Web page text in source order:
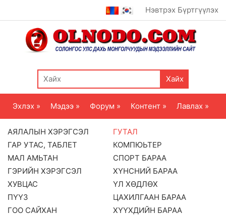
Нэвтрэх Бүртгүүлэх
Хайх
Эхлэх » Мэдээ » Форум » Контент » Лавлах »
АЯЛАЛЫН ХЭРЭГСЭЛ
ГУТАЛ
ГАР УТАС, ТАБЛЕТ
КОМПЮЬТЕР
МАЛ АМЬТАН
СПОРТ БАРАА
ГЭРИЙН ХЭРЭГСЭЛ
ХҮНСНИЙ БАРАА
ХУВЦАС
ҮЛ ХӨДЛӨХ
ПҮҮЗ
ЦАХИЛГААН БАРАА
ГОО САЙХАН
ХҮҮХДИЙН БАРАА